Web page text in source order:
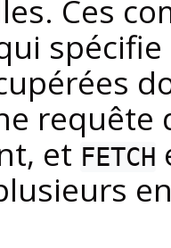
Ces
et FETCH